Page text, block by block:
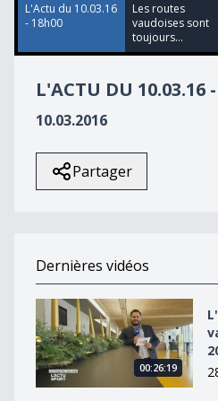
L'Actu du 10.03.16
- 18h00
Les routes
vaudoises sont
toujours...
L'ACTU DU 10.03.16
10.03.2016
Partager
Dernières vidéos
L&#039;actualité sportive
00:26:19